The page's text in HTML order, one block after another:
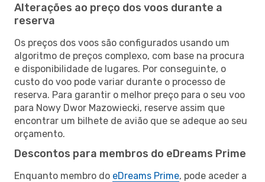
Alterações ao preço dos voos durante a
reserva
Os preços dos voos são configurados usando um
algoritmo de preços complexo, com base na procura
e disponibilidade de lugares. Por conseguinte, o
custo do voo pode variar durante o processo de
reserva. Para garantir o melhor preço para o seu voo
para Nowy Dwor Mazowiecki, reserve assim que
encontrar um bilhete de avião que se adeque ao seu
orçamento.
Descontos para membros do eDreams Prime
Enquanto membro do eDreams Prime, pode aceder a